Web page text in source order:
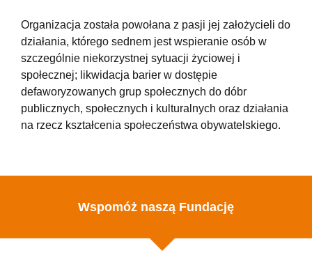
Organizacja została powołana z pasji jej założycieli do
działania, którego sednem jest wspieranie osób w
szczególnie niekorzystnej sytuacji życiowej i
społecznej; likwidacja barier w dostępie
defaworyzowanych grup społecznych do dóbr
publicznych, społecznych i kulturalnych oraz działania
na rzecz kształcenia społeczeństwa obywatelskiego.
Wspomóż naszą Fundację